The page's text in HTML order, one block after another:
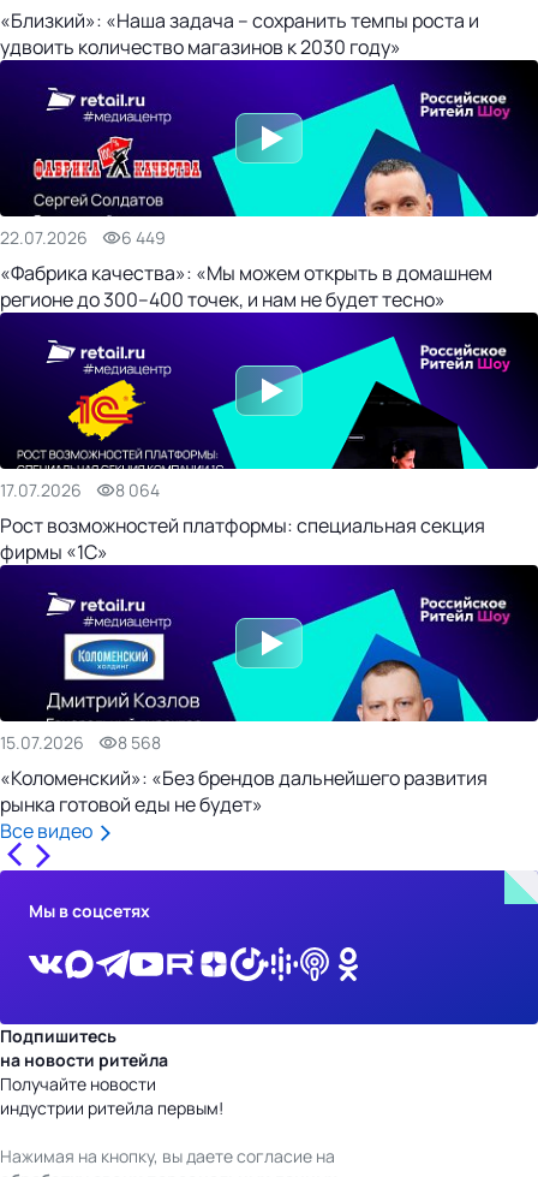
«Близкий»: «Наша задача – сохранить темпы роста и
удвоить количество магазинов к 2030 году»
22.07.2026 6 449
«Фабрика качества»: «Мы можем открыть в домашнем
регионе до 300–400 точек, и нам не будет тесно»
17.07.2026 8 064
Рост возможностей платформы: специальная секция
фирмы «1С»
15.07.2026 8 568
«Коломенский»: «Без брендов дальнейшего развития
рынка готовой еды не будет»
Все видео
Мы в соцсетях
Подпишитесь
на новости ритейла
Получайте новости
индустрии ритейла первым!
Нажимая на кнопку, вы даете согласие на